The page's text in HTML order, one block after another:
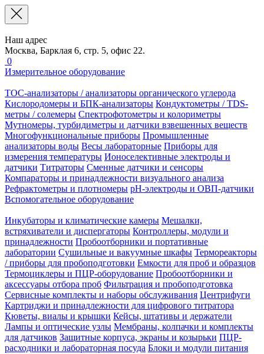
Наш адрес
Москва, Барклая 6, стр. 5, офис 22.
0
Измерительное оборудование
TOC-анализаторы / анализаторы органического углерода
Кислородомеры и БПК-анализаторы Кондуктометры / TDS-
метры / солемеры Спектрофотометры и колориметры
Мутномеры, турбидиметры и датчики взвешенных веществ
Многофункциональные приборы Промышленные
анализаторы воды Весы лабораторные Приборы для
измерения температуры Ионоселективные электроды и
датчики Титраторы Сменные датчики и сенсоры
Компараторы и принадлежности визуального анализа
Рефрактометры и плотномеры pH-электроды и ОВП-датчики
Вспомогательное оборудование
Инкубаторы и климатические камеры Мешалки,
встряхиватели и диспергаторы Контроллеры, модули и
принадлежности Пробоотборники и портативные
лаборатории Сушильные и вакуумные шкафы Термореакторы
/ приборы для пробоподготовки Емкости для проб и образцов
Термоциклеры и ПЦР-оборудование Пробоотборники и
аксессуары отбора проб Фильтрация и пробоподготовка
Сервисные комплекты и наборы обслуживания Центрифуги
Картриджи и принадлежности для цифрового титратора
Кюветы, виалы и крышки Кейсы, штативы и держатели
Лампы и оптические узлы Мембраны, колпачки и комплекты
для датчиков Защитные корпуса, экраны и козырьки ПЦР-
расходники и лабораторная посуда Блоки и модули питания